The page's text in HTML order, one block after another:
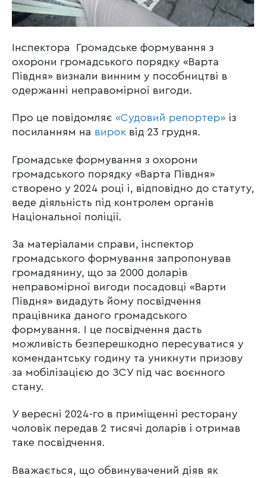
Інспектора Громадське формування з
охорони громадського порядку «Варта
Півдня» визнали винним у пособництві в
одержанні неправомірної вигоди.
Про це повідомляє «Судовий репортер» із
посиланням на вирок від 23 грудня.
Громадське формування з охорони
громадського порядку «Варта Півдня»
створено у 2024 році і, відповідно до статуту,
веде діяльність під контролем органів
Національної поліції.
За матеріалами справи, інспектор
громадського формування запропонував
громадянину, що за 2000 доларів
неправомірної вигоди посадовці «Варти
Півдня» видадуть йому посвідчення
працівника даного громадського
формування. І це посвідчення дасть
можливість безперешкодно пересуватися у
комендантську годину та уникнути призову
за мобілізацією до ЗСУ під час воєнного
стану.
У вересні 2024-го в приміщенні ресторану
чоловік передав 2 тисячі доларів і отримав
таке посвідчення.
Вважається, що обвинувачений діяв як